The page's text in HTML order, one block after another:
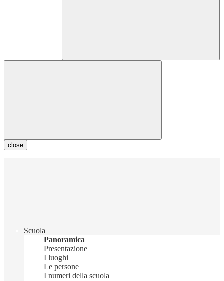
close
Scuola
Panoramica
Presentazione
I luoghi
Le persone
I numeri della scuola